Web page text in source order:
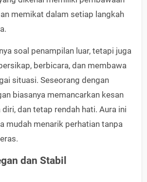
memikat dalam setiap langkah
soal penampilan luar, tetapi juga
berbicara, dan membawa
situasi. Seseorang dengan
biasanya memancarkan kesan
dan tetap rendah hati. Aura ini
mudah menarik perhatian tanpa
dan Stabil